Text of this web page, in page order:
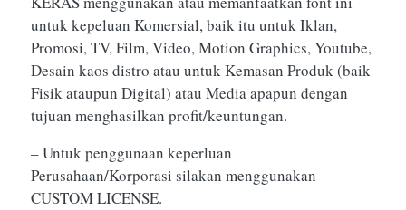
untuk kepeluan Komersial, baik itu untuk Iklan,
Promosi, TV, Film, Video, Motion Graphics, Youtube,
Desain kaos distro atau untuk Kemasan Produk (baik
Fisik ataupun Digital) atau Media apapun dengan
tujuan menghasilkan profit/keuntungan.
– Untuk penggunaan keperluan
Perusahaan/Korporasi silakan menggunakan
CUSTOM LICENSE.